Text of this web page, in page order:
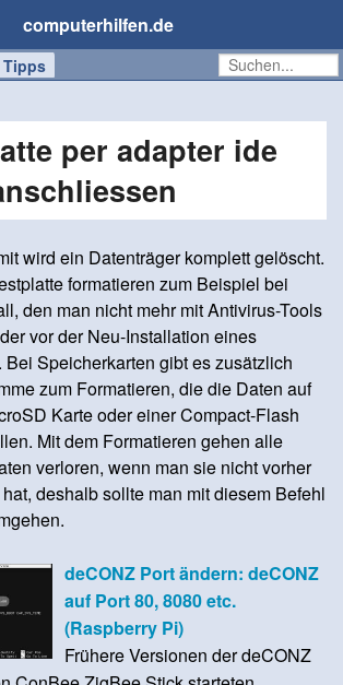
computerhilfen.de
Tipps
per adapter ide
wird ein Datenträger komplett gelöscht.
formatieren zum Beispiel bei
den man nicht mehr mit Antivirus-Tools
vor der Neu-Installation eines
Bei Speicherkarten gibt es zusätzlich
zum Formatieren, die die Daten auf
Karte oder einer Compact-Flash
Mit dem Formatieren gehen alle
verloren, wenn man sie nicht vorher
deshalb sollte man mit diesem Befehl
deCONZ Port ändern: deCONZ
auf Port 80, 8080 etc.
(Raspberry Pi)
Frühere Versionen der deCONZ